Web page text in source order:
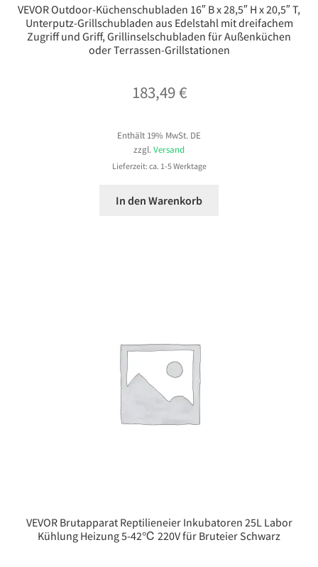
VEVOR Outdoor-Küchenschubladen 16″ B x 28,5″ H x 20,5″ T,
Unterputz-Grillschubladen aus Edelstahl mit dreifachem
Zugriff und Griff, Grillinselschubladen für Außenküchen
oder Terrassen-Grillstationen
183,49€
Enthält 19% MwSt. DE
zzgl. Versand
Lieferzeit: ca. 1-5 Werktage
In den Warenkorb
VEVOR Brutapparat Reptilieneier Inkubatoren 25L Labor
Kühlung Heizung 5-42℃ 220V für Bruteier Schwarz